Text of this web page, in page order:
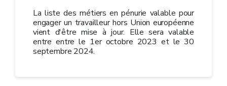
La liste des métiers en pénurie valable pour
engager un travailleur hors Union européenne
vient d'être mise à jour. Elle sera valable
entre entre le 1er octobre 2023 et le 30
septembre 2024.